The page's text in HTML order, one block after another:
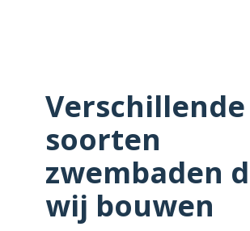
Verschillende
soorten
zwembaden
wij bouwen